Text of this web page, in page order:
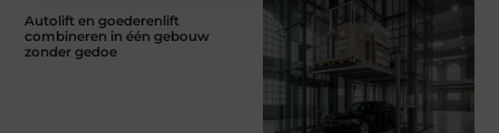
Autolift en goederenlift
combineren in één gebouw
zonder gedoe